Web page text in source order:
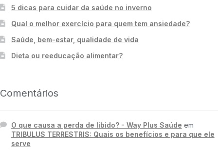
5 dicas para cuidar da saúde no inverno
Qual o melhor exercício para quem tem ansiedade?
Saúde, bem-estar, qualidade de vida
Dieta ou reeducação alimentar?
Comentários
O que causa a perda de libido? - Way Plus Saúde em
TRIBULUS TERRESTRIS: Quais os benefícios e para que ele
serve